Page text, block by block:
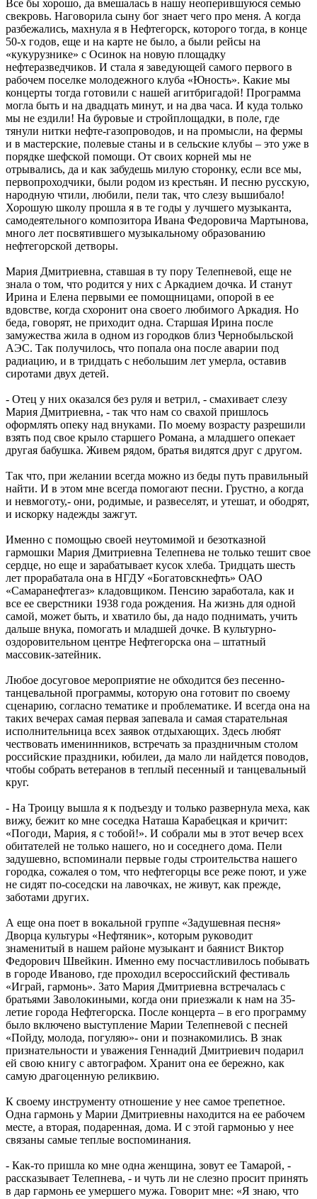
Все бы хорошо, да вмешалась в нашу неоперившуюся семью
свекровь. Наговорила сыну бог знает чего про меня. А когда
разбежались, махнула я в Нефтегорск, которого тогда, в конце
50-х годов, еще и на карте не было, а были рейсы на
«кукурузнике» с Осинок на новую площадку
нефтеразведчиков. И стала я заведующей самого первого в
рабочем поселке молодежного клуба «Юность». Какие мы
концерты тогда готовили с нашей агитбригадой! Программа
могла быть и на двадцать минут, и на два часа. И куда только
мы не ездили! На буровые и стройплощадки, в поле, где
тянули нитки нефте-газопроводов, и на промысли, на фермы
и в мастерские, полевые станы и в сельские клубы – это уже в
порядке шефской помощи. От своих корней мы не
отрывались, да и как забудешь милую сторонку, если все мы,
первопроходчики, были родом из крестьян. И песню русскую,
народную чтили, любили, пели так, что слезу вышибало!
Хорошую школу прошла я в те годы у лучшего музыканта,
самодеятельного композитора Ивана Федоровича Мартынова,
много лет посвятившего музыкальному образованию
нефтегорской детворы.
Мария Дмитриевна, ставшая в ту пору Телепневой, еще не
знала о том, что родится у них с Аркадием дочка. И станут
Ирина и Елена первыми ее помощницами, опорой в ее
вдовстве, когда схоронит она своего любимого Аркадия. Но
беда, говорят, не приходит одна. Старшая Ирина после
замужества жила в одном из городков близ Чернобыльской
АЭС. Так получилось, что попала она после аварии под
радиацию, и в тридцать с небольшим лет умерла, оставив
сиротами двух детей.
- Отец у них оказался без руля и ветрил, - смахивает слезу
Мария Дмитриевна, - так что нам со свахой пришлось
оформлять опеку над внуками. По моему возрасту разрешили
взять под свое крыло старшего Романа, а младшего опекает
другая бабушка. Живем рядом, братья видятся друг с другом.
Так что, при желании всегда можно из беды путь правильный
найти. И в этом мне всегда помогают песни. Грустно, а когда
и невмоготу,- они, родимые, и развеселят, и утешат, и ободрят,
и искорку надежды зажгут.
Именно с помощью своей неутомимой и безотказной
гармошки Мария Дмитриевна Телепнева не только тешит свое
сердце, но еще и зарабатывает кусок хлеба. Тридцать шесть
лет прорабатала она в НГДУ «Богатовскнефть» ОАО
«Самаранефтегаз» кладовщиком. Пенсию заработала, как и
все ее сверстники 1938 года рождения. На жизнь для одной
самой, может быть, и хватило бы, да надо поднимать, учить
дальше внука, помогать и младшей дочке. В культурно-
оздоровительном центре Нефтегорска она – штатный
массовик-затейник.
Любое досуговое мероприятие не обходится без песенно-
танцевальной программы, которую она готовит по своему
сценарию, согласно тематике и проблематике. И всегда она на
таких вечерах самая первая запевала и самая старательная
исполнительница всех заявок отдыхающих. Здесь любят
чествовать именинников, встречать за праздничным столом
российские праздники, юбилеи, да мало ли найдется поводов,
чтобы собрать ветеранов в теплый песенный и танцевальный
круг.
- На Троицу вышла я к подъезду и только развернула меха, как
вижу, бежит ко мне соседка Наташа Карабецкая и кричит:
«Погоди, Мария, я с тобой!». И собрали мы в этот вечер всех
обитателей не только нашего, но и соседнего дома. Пели
задушевно, вспоминали первые годы строительства нашего
городка, сожалея о том, что нефтегорцы все реже поют, и уже
не сидят по-соседски на лавочках, не живут, как прежде,
заботами других.
А еще она поет в вокальной группе «Задушевная песня»
Дворца культуры «Нефтяник», которым руководит
знаменитый в нашем районе музыкант и баянист Виктор
Федорович Швейкин. Именно ему посчастливилось побывать
в городе Иваново, где проходил всероссийский фестиваль
«Играй, гармонь». Зато Мария Дмитриевна встречалась с
братьями Заволокиными, когда они приезжали к нам на 35-
летие города Нефтегорска. После концерта – в его программу
было включено выступление Марии Телепневой с песней
«Пойду, молода, погуляю»- они и познакомились. В знак
признательности и уважения Геннадий Дмитриевич подарил
ей свою книгу с автографом. Хранит она ее бережно, как
самую драгоценную реликвию.
К своему инструменту отношение у нее самое трепетное.
Одна гармонь у Марии Дмитриевны находится на ее рабочем
месте, а вторая, подаренная, дома. И с этой гармонью у нее
связаны самые теплые воспоминания.
- Как-то пришла ко мне одна женщина, зовут ее Тамарой, -
рассказывает Телепнева, - и чуть ли не слезно просит принять
в дар гармонь ее умершего мужа. Говорит мне: «Я знаю, что